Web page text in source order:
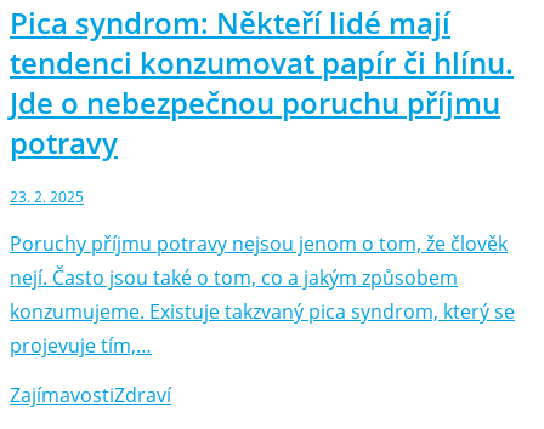
Pica syndrom: Někteří lidé mají
tendenci konzumovat papír či hlínu.
Jde o nebezpečnou poruchu příjmu
potravy
23. 2. 2025
Poruchy příjmu potravy nejsou jenom o tom, že člověk
nejí. Často jsou také o tom, co a jakým způsobem
konzumujeme. Existuje takzvaný pica syndrom, který se
projevuje tím,…
ZajímavostiZdraví